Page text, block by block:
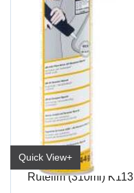
Quick View+
Rutelim (310ml) K113